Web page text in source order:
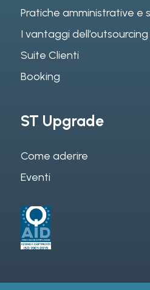
Pratiche amministrative e
I vantaggi dell’outsourcing
Suite Clienti
Booking
ST Upgrade
Come aderire
Eventi